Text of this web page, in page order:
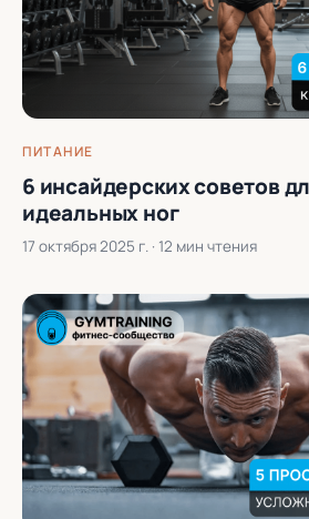
ПИТАНИЕ
6 инсайдерских советов
идеальных ног
17 октября 2025 г. · 12 мин чтения